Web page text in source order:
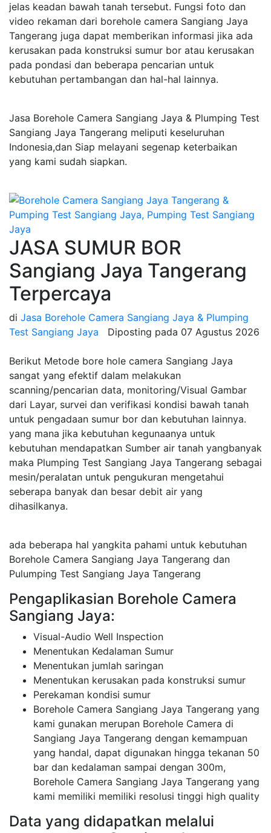
jelas keadan bawah tanah tersebut. Fungsi foto dan
video rekaman dari borehole camera Sangiang Jaya
Tangerang juga dapat memberikan informasi jika ada
kerusakan pada konstruksi sumur bor atau kerusakan
pada pondasi dan beberapa pencarian untuk
kebutuhan pertambangan dan hal-hal lainnya.
Jasa Borehole Camera Sangiang Jaya & Plumping Test
Sangiang Jaya Tangerang meliputi keseluruhan
Indonesia,dan Siap melayani segenap keterbaikan
yang kami sudah siapkan.
JASA SUMUR BOR
Sangiang Jaya Tangerang
Terpercaya
di Jasa Borehole Camera Sangiang Jaya & Plumping
Test Sangiang Jaya
Diposting pada 07 Agustus 2026
Berikut Metode bore hole camera Sangiang Jaya
sangat yang efektif dalam melakukan
scanning/pencarian data, monitoring/Visual Gambar
dari Layar, survei dan verifikasi kondisi bawah tanah
untuk pengadaan sumur bor dan kebutuhan lainnya.
yang mana jika kebutuhan kegunaanya untuk
kebutuhan mendapatkan Sumber air tanah yangbanyak
maka Plumping Test Sangiang Jaya Tangerang sebagai
mesin/peralatan untuk pengukuran mengetahui
seberapa banyak dan besar debit air yang
dihasilkanya.
ada beberapa hal yangkita pahami untuk kebutuhan
Borehole Camera Sangiang Jaya Tangerang dan
Pulumping Test Sangiang Jaya Tangerang
Pengaplikasian Borehole Camera
Sangiang Jaya:
Visual-Audio Well Inspection
Menentukan Kedalaman Sumur
Menentukan jumlah saringan
Menentukan kerusakan pada konstruksi sumur
Perekaman kondisi sumur
Borehole Camera Sangiang Jaya Tangerang yang
kami gunakan merupan Borehole Camera di
Sangiang Jaya Tangerang dengan kemampuan
yang handal, dapat digunakan hingga tekanan 50
bar dan kedalaman sampai dengan 300m,
Borehole Camera Sangiang Jaya Tangerang yang
kami memiliki memiliki resolusi tinggi high quality
Data yang didapatkan melalui